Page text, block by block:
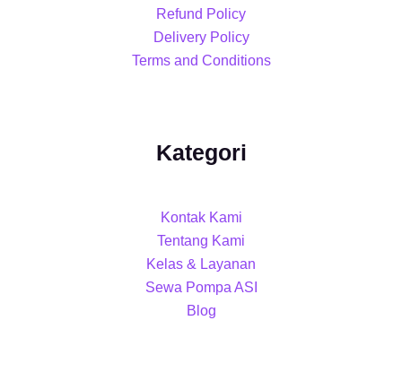
Refund Policy
Delivery Policy
Terms and Conditions
Kategori
Kontak Kami
Tentang Kami
Kelas & Layanan
Sewa Pompa ASI
Blog